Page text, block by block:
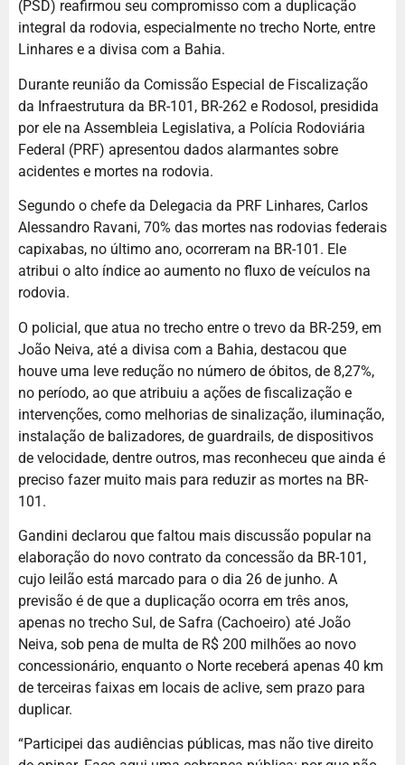
(PSD) reafirmou seu compromisso com a duplicação
integral da rodovia, especialmente no trecho Norte, entre
Linhares e a divisa com a Bahia.
Durante reunião da Comissão Especial de Fiscalização
da Infraestrutura da BR-101, BR-262 e Rodosol, presidida
por ele na Assembleia Legislativa, a Polícia Rodoviária
Federal (PRF) apresentou dados alarmantes sobre
acidentes e mortes na rodovia.
Segundo o chefe da Delegacia da PRF Linhares, Carlos
Alessandro Ravani, 70% das mortes nas rodovias federais
capixabas, no último ano, ocorreram na BR-101. Ele
atribui o alto índice ao aumento no fluxo de veículos na
rodovia.
O policial, que atua no trecho entre o trevo da BR-259, em
João Neiva, até a divisa com a Bahia, destacou que
houve uma leve redução no número de óbitos, de 8,27%,
no período, ao que atribuiu a ações de fiscalização e
intervenções, como melhorias de sinalização, iluminação,
instalação de balizadores, de guardrails, de dispositivos
de velocidade, dentre outros, mas reconheceu que ainda é
preciso fazer muito mais para reduzir as mortes na BR-
101.
Gandini declarou que faltou mais discussão popular na
elaboração do novo contrato da concessão da BR-101,
cujo leilão está marcado para o dia 26 de junho. A
previsão é de que a duplicação ocorra em três anos,
apenas no trecho Sul, de Safra (Cachoeiro) até João
Neiva, sob pena de multa de R$ 200 milhões ao novo
concessionário, enquanto o Norte receberá apenas 40 km
de terceiras faixas em locais de aclive, sem prazo para
duplicar.
“Participei das audiências públicas, mas não tive direito